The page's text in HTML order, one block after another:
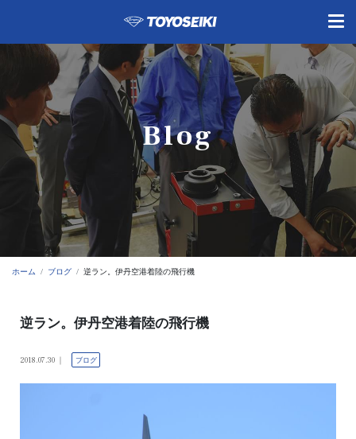
Blog
ホーム ブログ 逆ラン。伊丹空港着陸の飛行機
逆ラン。伊丹空港着陸の飛行機
2018.07.30 ブログ